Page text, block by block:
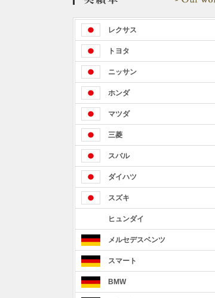
レクサス
トヨタ
ニッサン
ホンダ
マツダ
三菱
スバル
ダイハツ
スズキ
ヒュンダイ
メルセデスベンツ
スマート
BMW